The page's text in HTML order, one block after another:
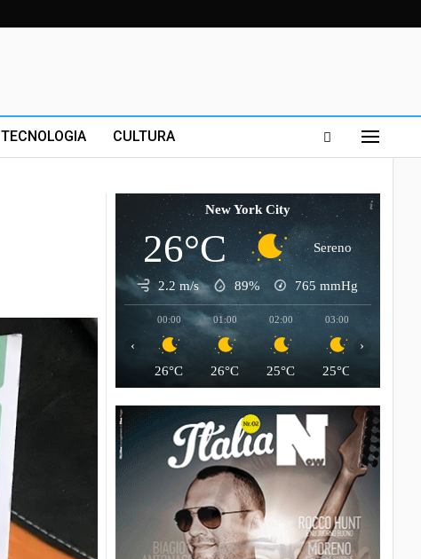
TECNOLOGIA CULTURA
New York City
26°C Sereno
2.2 m/s 89% 765 mmHg
00:00
26°C
01:00
26°C
02:00
25°C
03:00
25°C
‹ ›